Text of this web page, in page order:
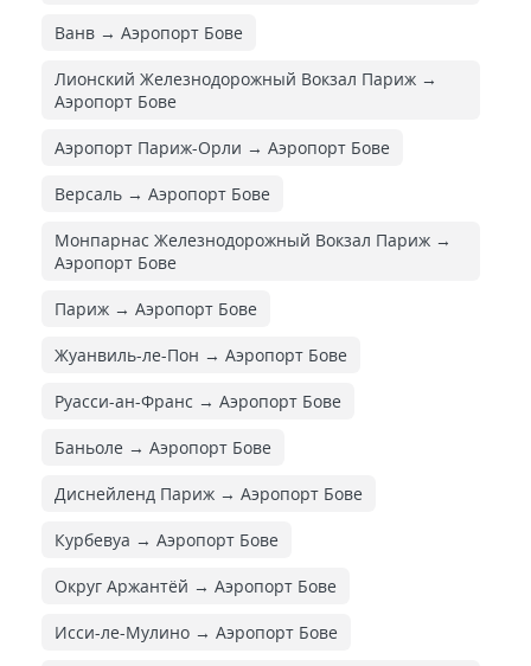
Ванв → Аэропорт Бове
Лионский Железнодорожный Вокзал Париж →
Аэропорт Бове
Аэропорт Париж-Орли → Аэропорт Бове
Версаль → Аэропорт Бове
Монпарнас Железнодорожный Вокзал Париж →
Аэропорт Бове
Париж → Аэропорт Бове
Жуанвиль-ле-Пон → Аэропорт Бове
Руасси-ан-Франс → Аэропорт Бове
Баньоле → Аэропорт Бове
Диснейленд Париж → Аэропорт Бове
Курбевуа → Аэропорт Бове
Округ Аржантёй → Аэропорт Бове
Исси-ле-Мулино → Аэропорт Бове